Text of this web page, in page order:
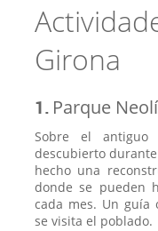
Girona
1. Parque
Sobre el antiguo
descubierto
hecho una
donde se pueden
cada mes. Un guía
se visita el poblado.